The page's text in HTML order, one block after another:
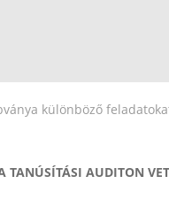
különböző
TANÚSÍTÁSI AUDITON